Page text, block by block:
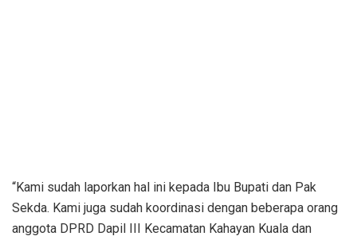
“Kami sudah laporkan hal ini kepada Ibu Bupati dan Pak
Sekda. Kami juga sudah koordinasi dengan beberapa orang
anggota DPRD Dapil III Kecamatan Kahayan Kuala dan